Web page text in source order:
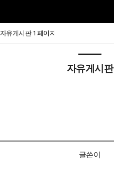
자유게시판 1 페이지
자유게시판
글쓴이